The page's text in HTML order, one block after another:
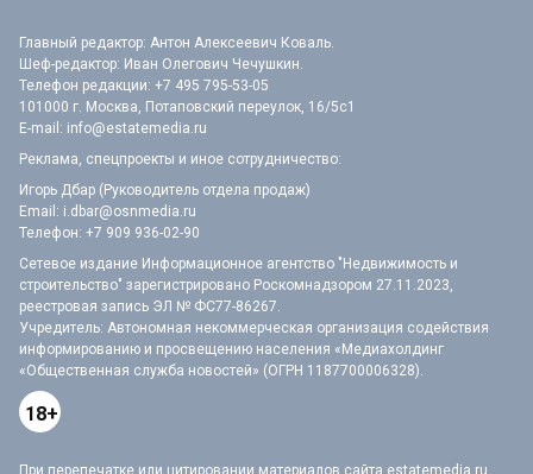
Главный редактор: Антон Алексеевич Коваль.
Шеф-редактор: Иван Олегович Чечушкин.
Телефон редакции: +7 495 795-53-05
101000 г. Москва, Потаповский переулок, 16/5с1
E-mail: info@estatemedia.ru
Реклама, спецпроекты и иное сотрудничество:
Игорь Дбар (Руководитель отдела продаж)
Email: i.dbar@osnmedia.ru
Телефон: +7 909 936-02-90
Сетевое издание Информационное агентство "Недвижимость и
строительство" зарегистрировано Роскомнадзором 27.11.2023,
реестровая запись ЭЛ № ФС77-86267.
Учредитель: Автономная некоммерческая организация содействия
информированию и просвещению населения «Медиахолдинг
«Общественная служба новостей» (ОГРН 1187700006328).
18+
При перепечатке или цитировании материалов сайта estatemedia.ru